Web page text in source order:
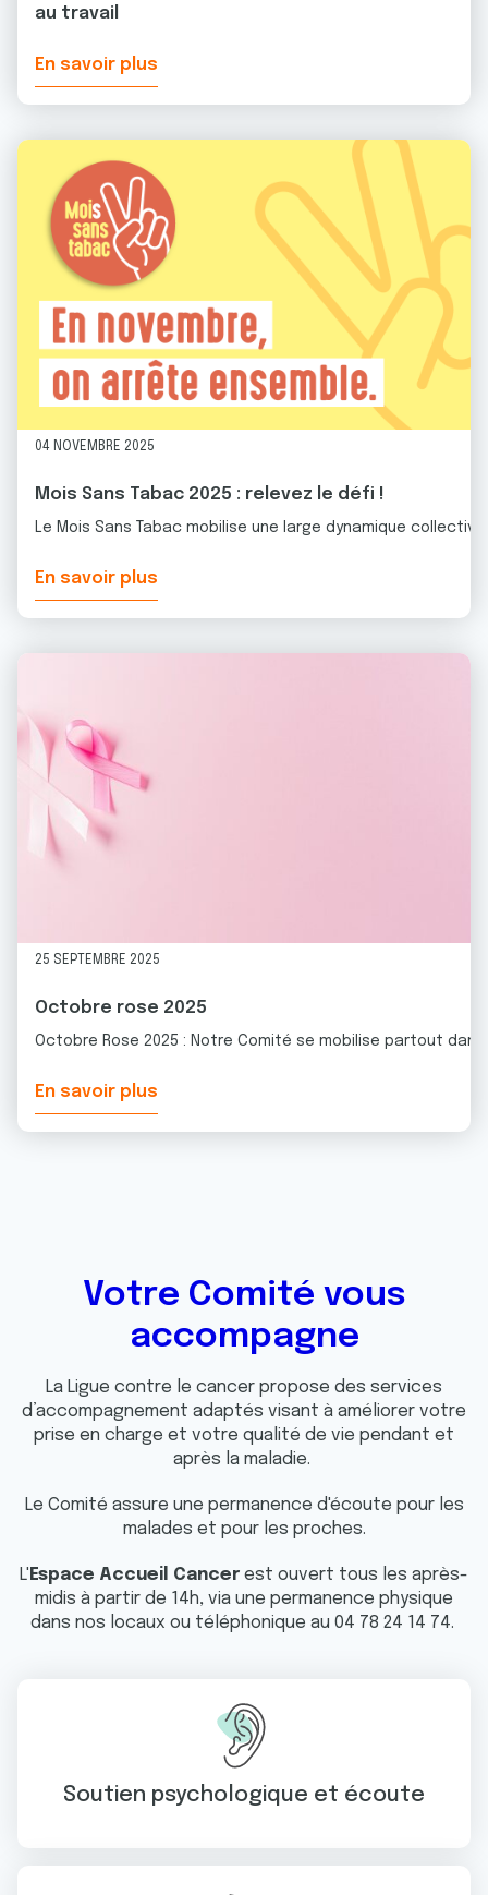
au travail
En savoir plus
04 NOVEMBRE 2025
Mois Sans Tabac 2025 : relevez le défi !
Le Mois Sans Tabac mobilise une large dynamique
En savoir plus
25 SEPTEMBRE 2025
Octobre rose 2025
Octobre Rose 2025 : Notre Comité se mobilise partout
En savoir plus
Votre Comité vous
accompagne
La Ligue contre le cancer propose des services
d’accompagnement adaptés visant à améliorer votre
prise en charge et votre qualité de vie pendant et
après la maladie.
Le Comité assure une permanence d'écoute pour les
malades et pour les proches.
L' Espace Accueil Cancer est ouvert tous les après-
midis à partir de 14h, via une permanence physique
dans nos locaux ou téléphonique au 04 78 24 14 74.
Soutien psychologique et écoute